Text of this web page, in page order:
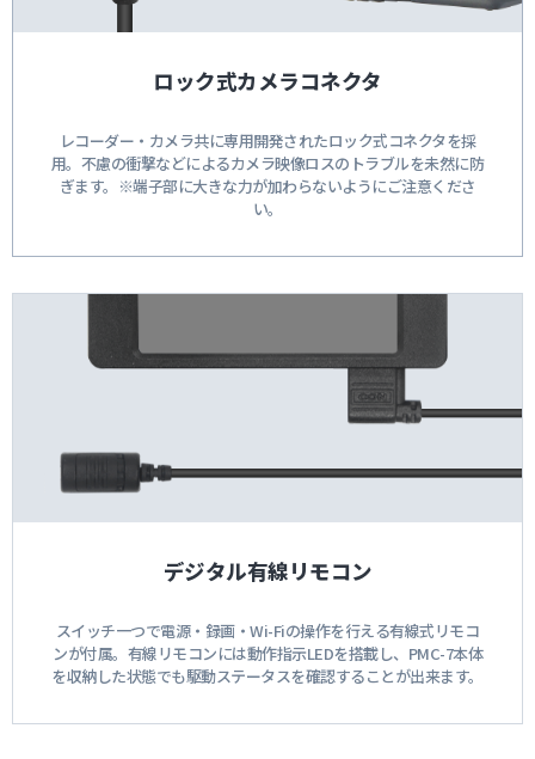
ロック式カメラコネクタ
レコーダー・カメラ共に専用開発されたロック式コネクタを採
用。不慮の衝撃などによるカメラ映像ロスのトラブルを未然に防
ぎます。※端子部に大きな力が加わらないようにご注意くださ
い。
デジタル有線リモコン
スイッチ一つで電源・録画・Wi-Fiの操作を行える有線式リモコ
ンが付属。有線リモコンには動作指示LEDを搭載し、PMC-7本体
を収納した状態でも駆動ステータスを確認することが出来ます。